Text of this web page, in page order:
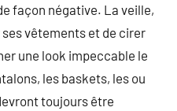
façon négative. La veille,
vêtements et de cirer
une look impeccable le
les baskets, les ou
toujours être